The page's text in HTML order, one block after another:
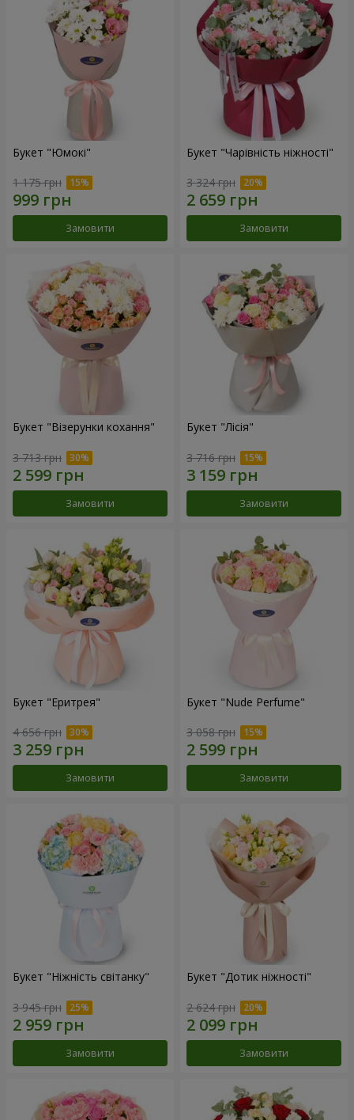
Букет "Юмокі"
1 175 грн
Замовити
Букет "Чарівність ніжності"
3 324 грн
Замовити
Букет "Візерунки кохання"
3 713 грн
Замовити
Букет "Лісія"
3 716 грн
Замовити
Букет "Еритрея"
4 656 грн
Замовити
Букет "Nude Perfume"
3 058 грн
Замовити
Букет "Ніжність світанку"
3 945 грн
Замовити
Букет "Дотик ніжності"
2 624 грн
Замовити